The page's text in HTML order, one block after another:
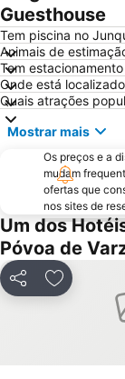
Centro Histórico
Parque & Zoo
Aver-o-Mar
Praia da Aguda
Hotel Solverde
da Póvoa de
Vila Praia de
Braga Parque
Estádio Municipal de
Palacio do Freixo
Praia da Cortegaça
Caxinas Beach
Termas Romanas do
Guesthouse
Tem piscina no
Animais de
Tem
Onde está
Quais atrações
Mostrar mais
Os preços e a
mudam
ofertas que
nos sites de
Um dos
Póvoa de
PartilharAdicionar